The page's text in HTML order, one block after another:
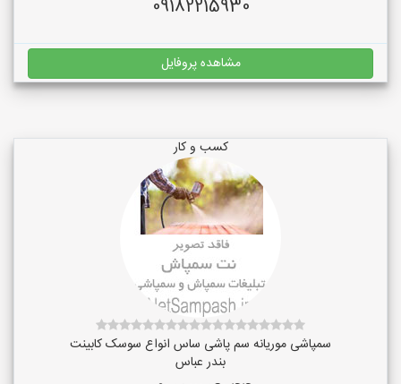
09182215930
مشاهده پروفایل
کسب و کار
سمپاشی موریانه سم پاشی ساس انواع سوسک کابینت
بندر عباس